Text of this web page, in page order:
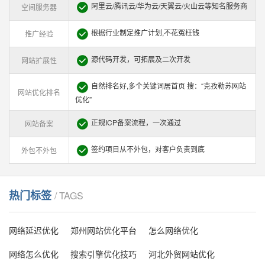
空间服务器 阿里云/腾讯云/华为云/天翼云/火山云等知名服务商
推广经验 根据行业制定推广计划,不花冤枉钱
网站扩展性 源代码开发，可拓展及二次开发
网站优化排名
自然排名好,多个关键词居首页 搜：“克孜勒苏网站
优化”
网站备案 正规ICP备案流程，一次通过
外包不外包 签约项目从不外包，对客户负责到底
热门标签/ TAGS
网络延迟优化 郑州网站优化平台
怎么网络优化
网络怎么优化
搜索引擎优化技巧 河北外贸网站优化